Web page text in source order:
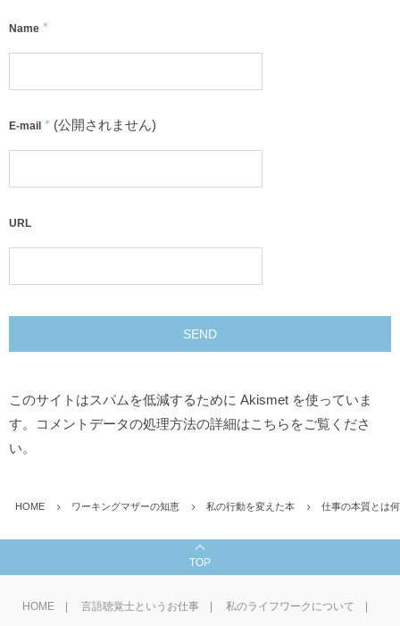
Name *
E-mail * (公開されません)
URL
このサイトはスパムを低減するために Akismet を使っていま
す。
コメントデータの処理方法の詳細はこちらをご覧くださ
い。
HOME ワーキングマザーの知恵 私の行動を変えた本 仕事の本質とは
TOP
HOME 言語聴覚士というお仕事 私のライフワークについて